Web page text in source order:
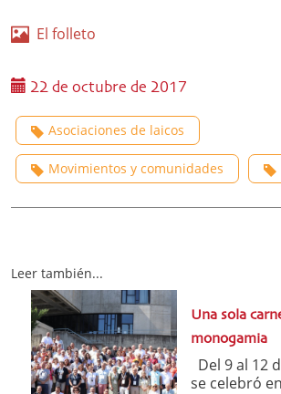
El folleto
22 de octubre de 2017
Asociaciones de laicos
Movimientos y comunidades
Leer también...
Una sola
monogamia
Del 9 al 12
se celebró